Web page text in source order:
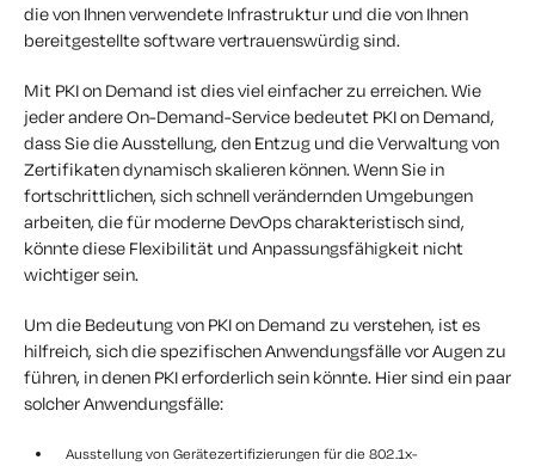
die von Ihnen verwendete Infrastruktur und die von Ihnen
bereitgestellte software vertrauenswürdig sind.
Mit PKI on Demand ist dies viel einfacher zu erreichen. Wie
jeder andere On-Demand-Service bedeutet PKI on Demand,
dass Sie die Ausstellung, den Entzug und die Verwaltung von
Zertifikaten dynamisch skalieren können. Wenn Sie in
fortschrittlichen, sich schnell verändernden Umgebungen
arbeiten, die für moderne DevOps charakteristisch sind,
könnte diese Flexibilität und Anpassungsfähigkeit nicht
wichtiger sein.
Um die Bedeutung von PKI on Demand zu verstehen, ist es
hilfreich, sich die spezifischen Anwendungsfälle vor Augen zu
führen, in denen PKI erforderlich sein könnte. Hier sind ein paar
solcher Anwendungsfälle:
Ausstellung von Gerätezertifizierungen für die 802.1x-